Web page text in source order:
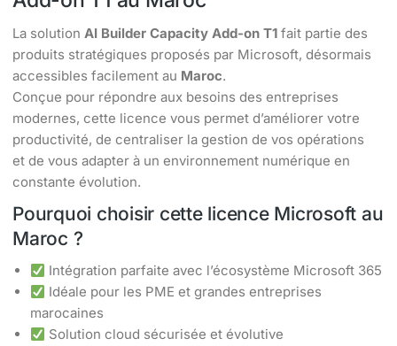
La solution AI Builder Capacity Add-on T1 fait partie des
produits stratégiques proposés par Microsoft, désormais
accessibles facilement au Maroc.
Conçue pour répondre aux besoins des entreprises
modernes, cette licence vous permet d’améliorer votre
productivité, de centraliser la gestion de vos opérations
et de vous adapter à un environnement numérique en
constante évolution.
Pourquoi choisir cette licence Microsoft au
Maroc ?
Intégration parfaite avec l’écosystème Microsoft 365
Idéale pour les PME et grandes entreprises
marocaines
Solution cloud sécurisée et évolutive